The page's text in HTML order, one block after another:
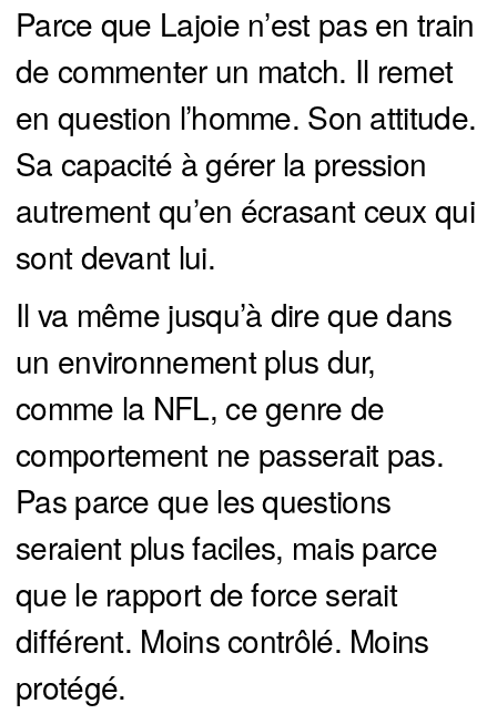
Parce que Lajoie n’est pas en train
de commenter un match. Il remet
en question l’homme. Son attitude.
Sa capacité à gérer la pression
autrement qu’en écrasant ceux qui
sont devant lui.
Il va même jusqu’à dire que dans
un environnement plus dur,
comme la NFL, ce genre de
comportement ne passerait pas.
Pas parce que les questions
seraient plus faciles, mais parce
que le rapport de force serait
différent. Moins contrôlé. Moins
protégé.